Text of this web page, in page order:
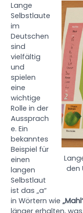
den
Lange
Selbstlaute
im
Deutschen
sind
vielfältig
und
spielen
eine
wichtige
Rolle in der
Aussprach
e. Ein
bekanntes
Beispiel für
einen
langen
Selbstlaut
ist das „a“
in Wörtern wie